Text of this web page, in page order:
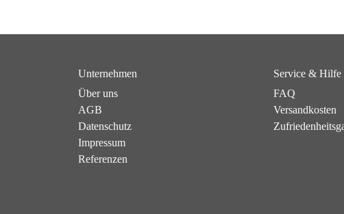
Unternehmen
Über uns
AGB
Datenschutz
Impressum
Referenzen
Service & Hilfe
FAQ
Versandkosten